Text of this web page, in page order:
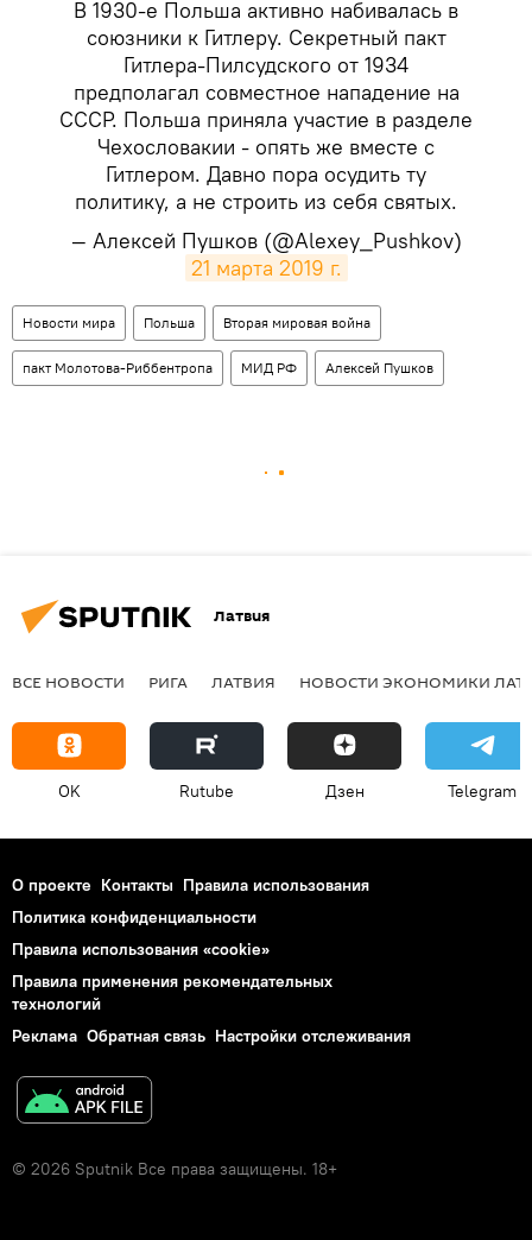
В 1930-е Польша активно набивалась в
союзники к Гитлеру. Секретный пакт
Гитлера-Пилсудского от 1934
предполагал совместное нападение на
СССР. Польша приняла участие в разделе
Чехословакии - опять же вместе с
Гитлером. Давно пора осудить ту
политику, а не строить из себя святых.
— Алексей Пушков (@Alexey_Pushkov)
21 марта 2019 г.
Новости мира Польша Вторая мировая война
пакт Молотова-Риббентропа МИД РФ Алексей Пушков
Латвия
ВСЕ НОВОСТИ РИГА ЛАТВИЯ НОВОСТИ ЭКОНОМИКИ
OK Rutube Дзен Telegram
О проекте Контакты Правила использования
Политика конфиденциальности
Правила использования «cookie»
Правила применения рекомендательных
технологий
Реклама Обратная связь Настройки отслеживания
© 2026 Sputnik Все права защищены. 18+